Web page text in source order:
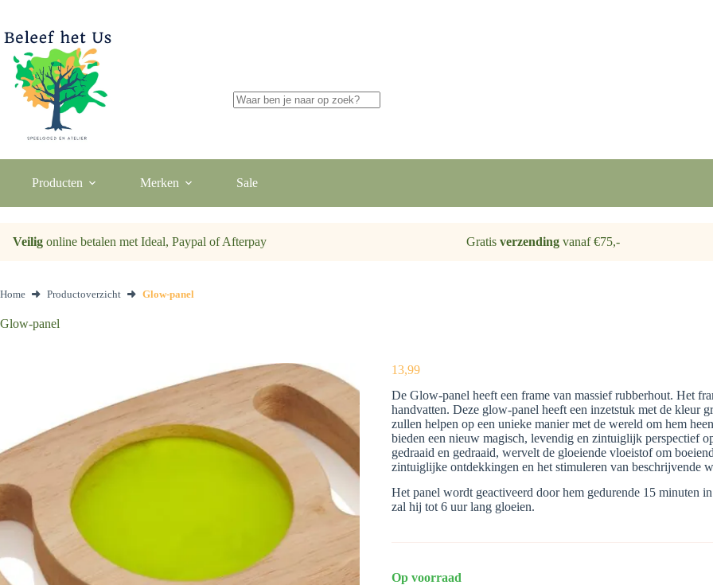
de
inhoud
Producten Merken Sale
Veilig online betalen met Ideal, Paypal of Afterpay Gratis verzendingvanaf €75,-
Home Productoverzicht Glow-panel
Glow-panel
13,99
De Glow-panel heeft een frame van massief rubberhout. Het
handvatten. Deze glow-panel heeft een inzetstuk met de kleur
zullen helpen op een unieke manier met de wereld om hem
bieden een nieuw magisch, levendig en zintuiglijk perspectief
gedraaid en gedraaid, wervelt de gloeiende vloeistof om
zintuiglijke ontdekkingen en het stimuleren van beschrijvende
Het panel wordt geactiveerd door hem gedurende 15 minuten
zal hij tot 6 uur lang gloeien.
Op voorraad